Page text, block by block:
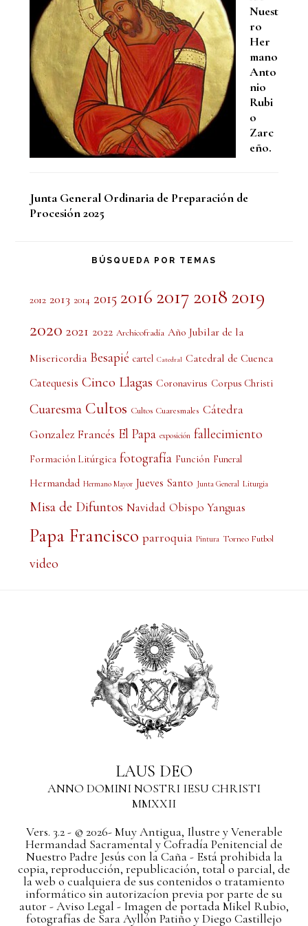
Nuest
ro
Her
mano
Anto
nio
Rubi
o
Zarc
eño.
Junta General Ordinaria de Preparación de
Procesión 2025
BÚSQUEDA POR TEMAS
2012 2013 2014 2015 2016 2017 2018 2019
2020 2021 2022 Archicofradía Año Jubilar de la
Misericordia Besapié cartel Catedral Catedral de Cuenca
Catequesis Cinco Llagas Coronavirus Corpus Christi
Cuaresma Cultos Cultos Cuaresmales Cátedra
Gonzalez Francés El Papa exposición fallecimiento
Formación Litúrgica fotografía Función Funeral
Hermandad Hermano Mayor Jueves Santo Junta General Liturgia
Misa de Difuntos Navidad Obispo Yanguas
Papa Francisco parroquia Pintura Torneo Futbol
video
LAUS DEO
ANNO DOMINI NOSTRI IESU CHRISTI
MMXXII
Vers. 3.2 - © 2026- Muy Antigua, Ilustre y Venerable
Hermandad Sacramental y Cofradía Penitencial de
Nuestro Padre Jesús con la Caña - Está prohibida la
copia, reproducción, republicación, total o parcial, de
la web o cualquiera de sus contenidos o tratamiento
informático sin autorizacíon previa por parte de su
autor - Aviso Legal - Imagen de portada Mikel Rubio,
fotografías de Sara Ayllón Patiño y Diego Castillejo